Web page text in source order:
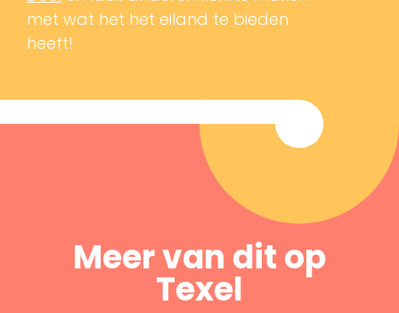
met wat het het eiland te bieden
heeft!
Meer van dit op
Texel